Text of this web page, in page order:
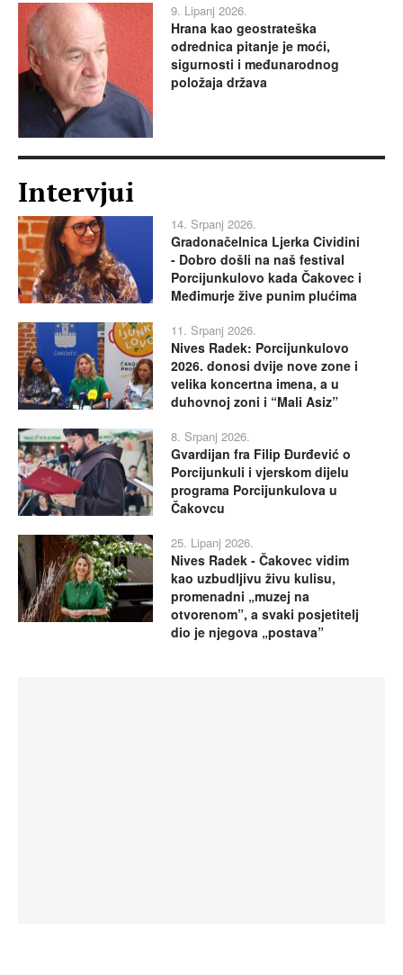
9. Lipanj 2026.
Hrana kao geostrateška
odrednica pitanje je moći,
sigurnosti i međunarodnog
položaja država
Intervjui
14. Srpanj 2026.
Gradonačelnica Ljerka Cividini
- Dobro došli na naš festival
Porcijunkulovo kada Čakovec i
Međimurje žive punim plućima
11. Srpanj 2026.
Nives Radek: Porcijunkulovo
2026. donosi dvije nove zone i
velika koncertna imena, a u
duhovnoj zoni i “Mali Asiz”
8. Srpanj 2026.
Gvardijan fra Filip Đurđević o
Porcijunkuli i vjerskom dijelu
programa Porcijunkulova u
Čakovcu
25. Lipanj 2026.
Nives Radek - Čakovec vidim
kao uzbudljivu živu kulisu,
promenadni „muzej na
otvorenom”, a svaki posjetitelj
dio je njegova „postava”